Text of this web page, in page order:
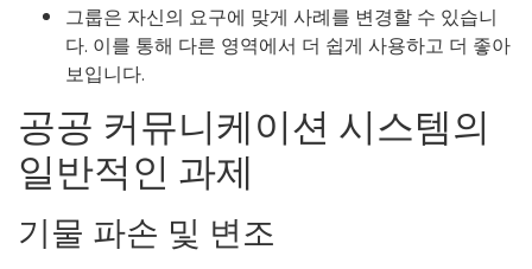
그룹은 자신의 요구에 맞게 사례를 변경할 수 있습니
다. 이를 통해 다른 영역에서 더 쉽게 사용하고 더 좋아
보입니다.
공공 커뮤니케이션 시스템의
일반적인 과제
기물 파손 및 변조